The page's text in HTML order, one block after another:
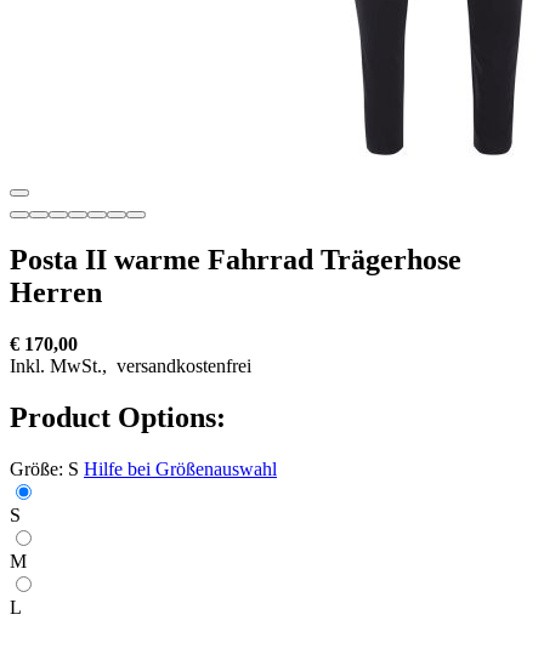
Posta II warme Fahrrad Trägerhose
Herren
€ 170,00
Inkl. MwSt., versandkostenfrei
Product Options:
Größe: S Hilfe bei Größenauswahl
S
M
L